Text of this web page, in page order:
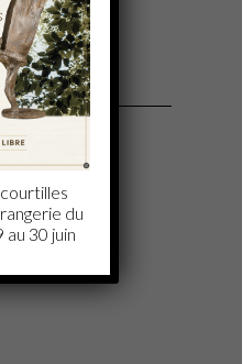
du
au 30 juin